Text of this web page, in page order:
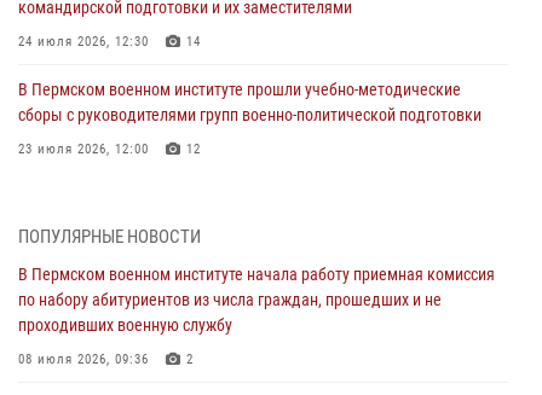
командирской подготовки и их заместителями
24 июля 2026, 12:30 14
В Пермском военном институте прошли учебно-методические
сборы с руководителями групп военно-политической подготовки
23 июля 2026, 12:00 12
Федерации проводится выставка, посвящённая войскам
правопорядка
10 июля 2026, 14:30 8
Командование и личный состав Пермского военного института
ПОПУЛЯРНЫЕ НОВОСТИ
В Пермском военном институте начала работу приемная комиссия
по набору абитуриентов из числа граждан, прошедших и не
проходивших военную службу
08 июля 2026, 09:36 2